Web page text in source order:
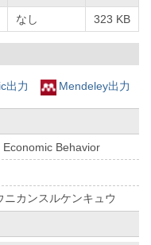
なし 323 KB
出力 Mendeley出力
Behavior
カンスルケンキュウ